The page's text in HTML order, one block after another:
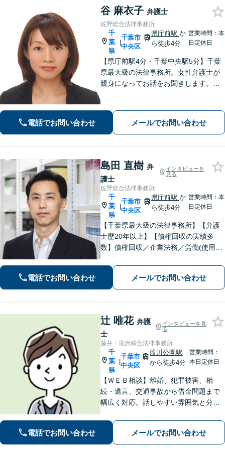
谷 麻衣子 弁護士
佐野総合法律事務所
千
葉
県
|
千葉市
中央区
県庁前駅か
ら徒歩4分
営業時間：本
日定休日
【県庁前駅4分・千葉中央駅5分】千葉
県最大級の法律事務所。女性弁護士が
親身になってお話をお聞きします。不
い。【初回相談30分無料】【夜間・休
日の相談可能】
電話でお問い合わせ メールでお問い合わせ
島田 直樹 弁
護士
インタビューを
見る
佐野総合法律事務所
千
葉
県
|
千葉市
中央区
県庁前駅か
ら徒歩4分
営業時間：本
日定休日
【千葉県最大級の法律事務所】【弁護
士歴20年以上】【債権回収の実績多
数】債権回収／企業法務／労働(使用者
の意向を最優先に、迅速かつ最善の解
決を目指します。【初回来所相談無
料】【電話・Web面談可】【千葉中央
駅5分】
電話でお問い合わせ メールでお問い合わせ
辻 唯花 弁護
士
インタビューを見
る
藤井・滝沢綜合法律事務所
千
葉
県
|
千葉市
中央区
葭川公園駅
から徒歩4分
営業時間：
本日定休日
【ＷＥＢ相談】離婚、犯罪被害、相
続・遺言、交通事故から借金問題まで
幅広く対応。話しやすい雰囲気と分か
者支援案件の豊富な経験で培った知見
でお話を十分にお聞きし、心に寄り添
い伴走します。まずは一度ご相談くだ
電話でお問い合わせ メールでお問い合わせ